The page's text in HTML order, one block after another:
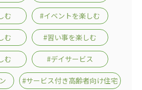
む #イベントを楽しむ
む #習い事を楽しむ
む #デイサービス
#サービス付き高齢者向け住宅